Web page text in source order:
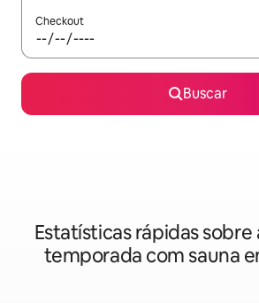
Checkout
Buscar
Estatísticas rápidas
temporada com sauna